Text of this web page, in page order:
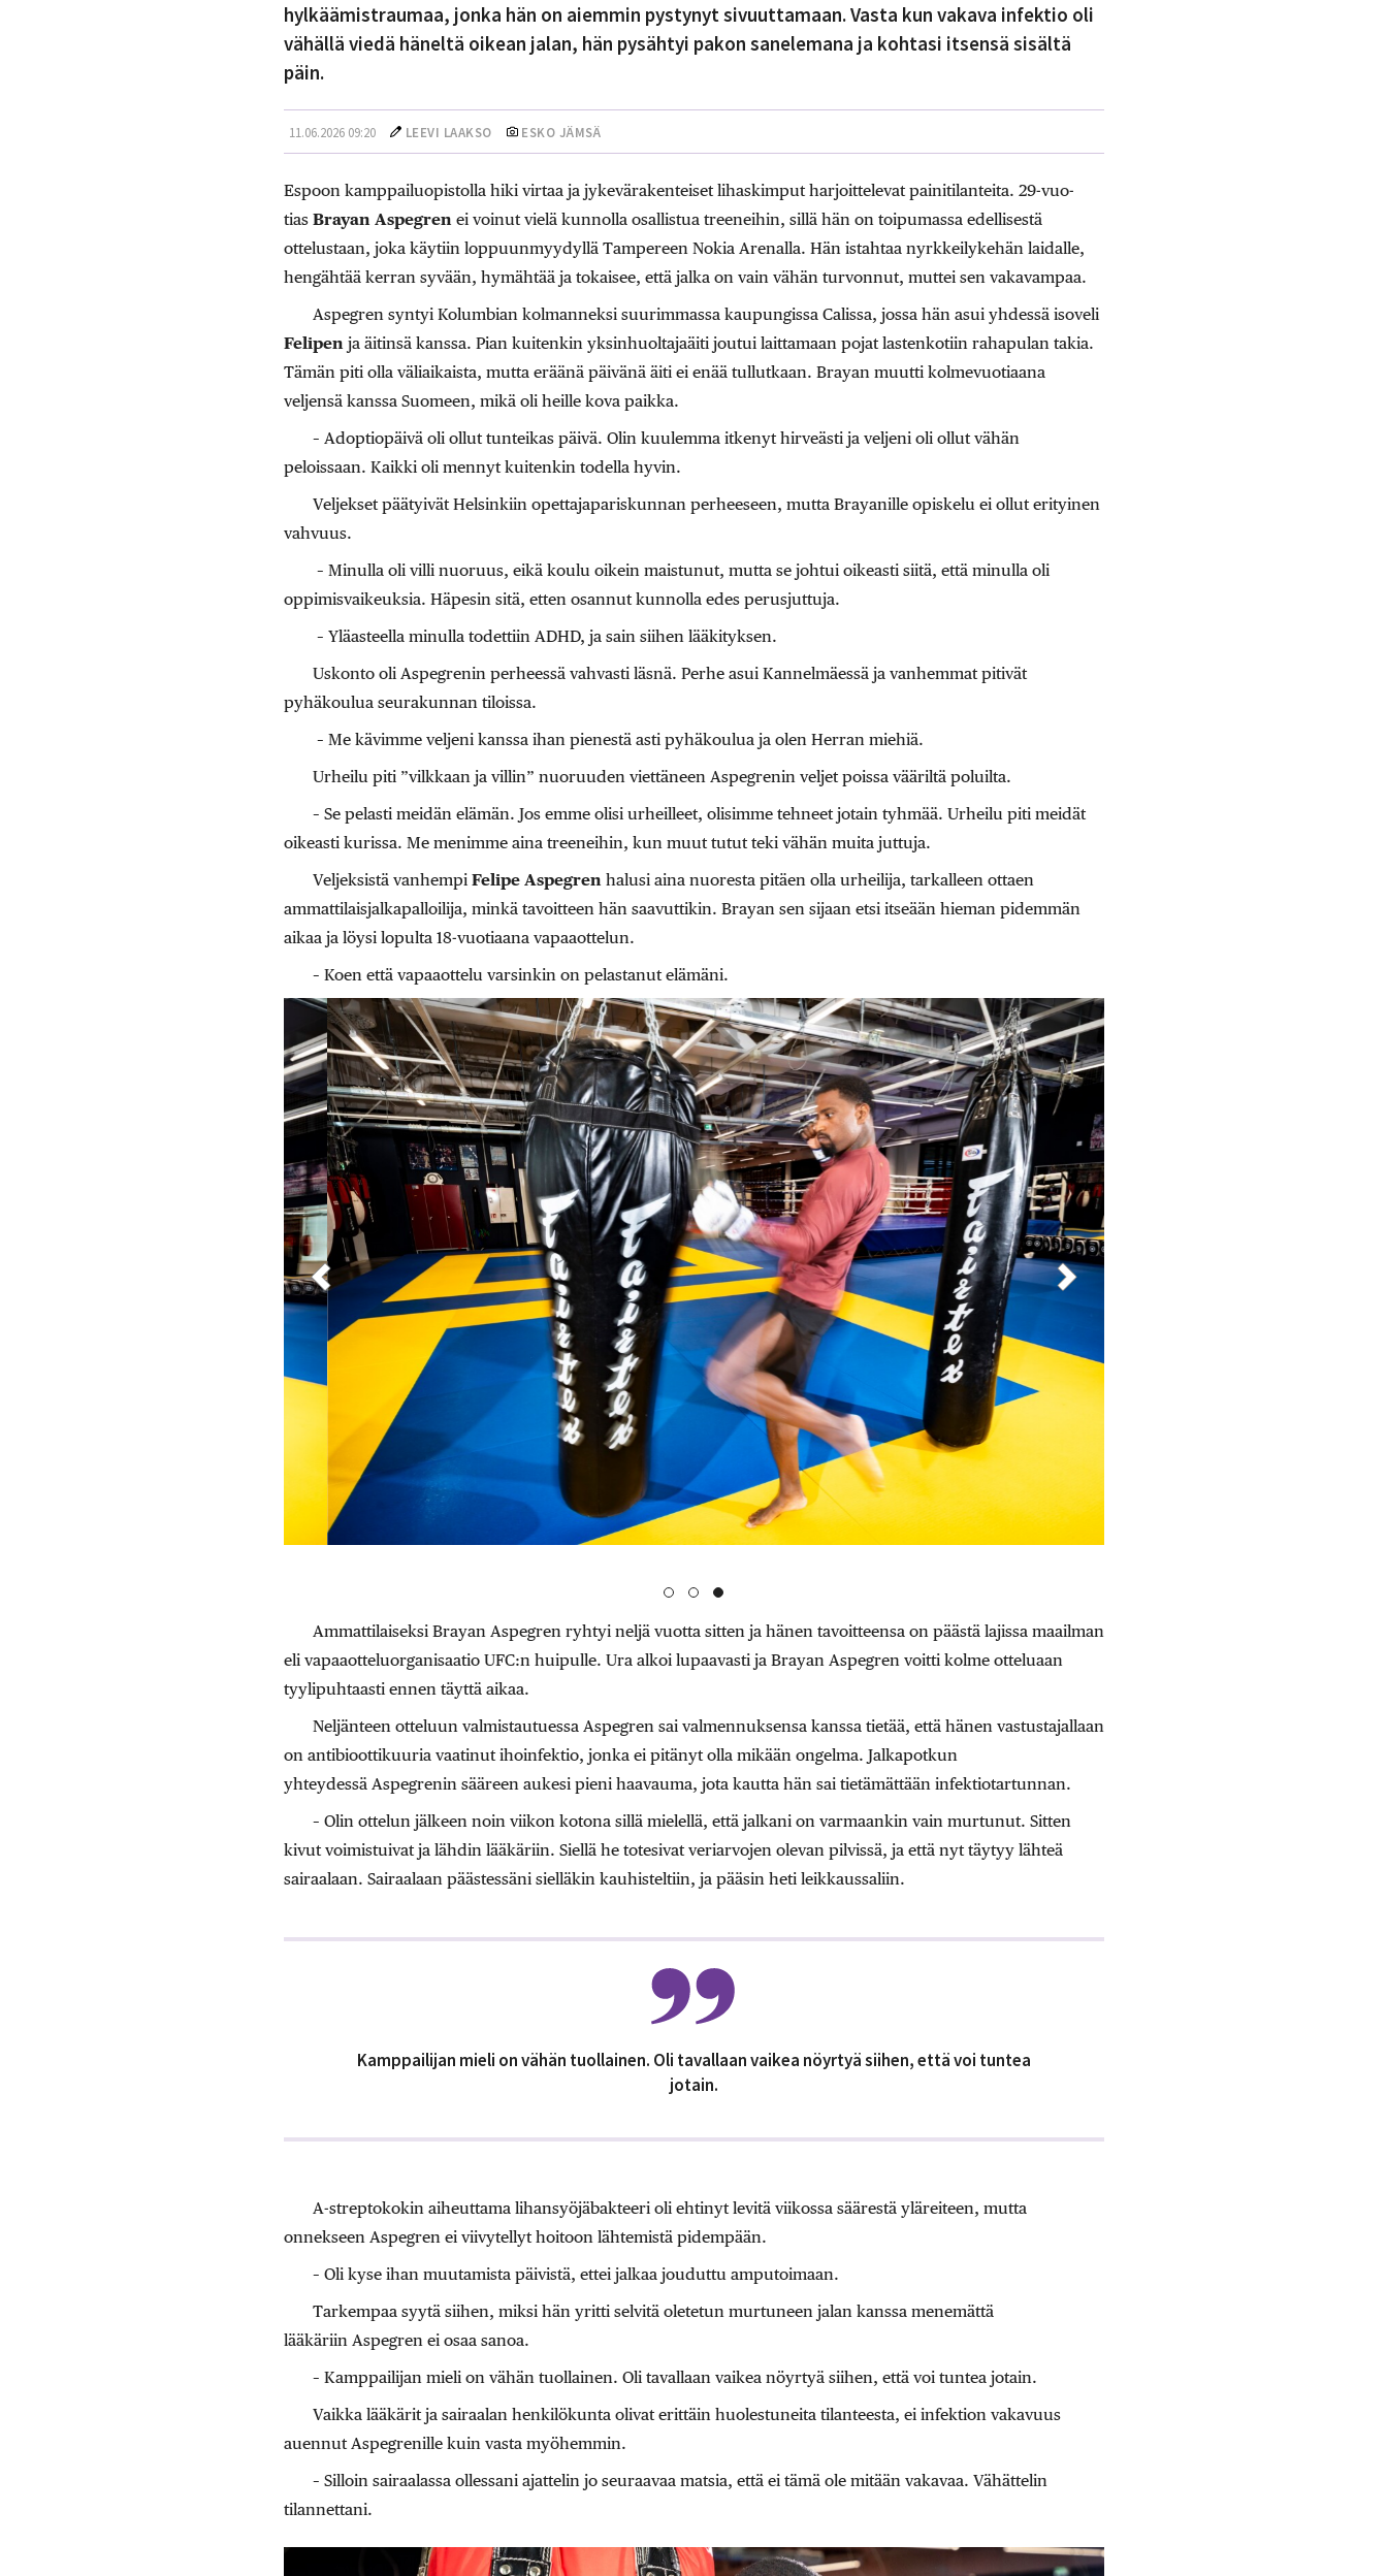
hylkäämistraumaa, jonka hän on aiemmin pystynyt sivuuttamaan. Vasta kun vakava infektio oli
vähällä viedä häneltä oikean jalan, hän pysähtyi pakon sanelemana ja kohtasi itsensä sisältä
päin.
11.06.2026 09:20 LEEVI LAAKSO ESKO JÄMSÄ
Espoon kamppailuopistolla hiki virtaa ja jykevärakenteiset lihaskimput harjoittelevat painitilanteita. 29-vuo­
tias Brayan Aspegrenei voinut vielä kunnolla osallistua treeneihin, sillä hän on toipumassa edellisestä
ottelustaan, joka käytiin loppuunmyydyllä Tampereen Nokia Arenalla. Hän istahtaa nyrkkeilykehän laidalle,
hengähtää kerran syvään, hymähtää ja tokaisee, että jalka on vain vähän turvonnut, muttei sen vakavampaa.
Aspegren syntyi Kolumbian kolmanneksi suurimmassa kaupungissa Calissa, jossa hän asui ­yhdessä isoveli
Felipenja äitinsä kanssa. ­Pian kuitenkin yksinhuoltajaäiti joutui laittamaan pojat lastenkotiin rahapulan takia.
Tämän piti olla väliaikaista, mutta eräänä päivänä äiti ei enää tullutkaan. Brayan muutti kolmevuotiaana
veljensä kanssa Suomeen, mikä oli heille kova paikka.
– Adoptiopäivä oli ollut tunteikas päivä. Olin kuulemma itkenyt hirveästi ja veljeni oli ollut vähän
peloissaan. Kaikki oli mennyt kuitenkin todella hyvin.
Veljekset päätyivät Helsinkiin opettajapariskunnan perheeseen, mutta Brayanille opiskelu ei ollut erityinen
vahvuus.
– Minulla oli villi nuoruus, eikä koulu oikein maistunut, mutta se johtui oikeasti siitä, että minulla oli
oppimisvaikeuksia. Häpesin sitä, etten osannut kunnolla edes perusjuttuja.
– Yläasteella minulla todettiin ADHD, ja sain siihen lääkityksen.
Uskonto oli Aspegrenin perheessä vahvasti läsnä. Perhe asui Kannelmäessä ja vanhemmat pitivät
pyhäkoulua seurakunnan tiloissa.
– Me kävimme veljeni kanssa ihan pienestä asti pyhäkoulua ja olen Herran miehiä.
Urheilu piti ”vilkkaan ja villin” nuoruuden viettäneen Aspegrenin veljet poissa vääriltä poluilta.
– Se pelasti meidän elämän. Jos emme olisi urheilleet, olisimme tehneet jotain tyhmää. Urheilu piti meidät
oikeasti kurissa. Me menimme ­aina treeneihin, kun muut tutut teki vähän muita ­juttuja.
Veljeksistä vanhempi Felipe Aspegrenhalusi aina nuoresta pitäen olla urheilija, tarkalleen ottaen
ammattilaisjalkapalloilija, minkä tavoitteen hän saavuttikin. Brayan sen sijaan etsi itseään hieman pidemmän
aikaa ja löysi lopulta 18-vuo­tiaana vapaaottelun.
– Koen että vapaaottelu varsinkin on pelastanut elämäni.
Ammattilaiseksi Brayan Aspegren ryhtyi neljä vuotta sitten ja hänen tavoitteensa on päästä lajissa maailman
eli vapaaotteluorganisaatio UFC:n huipulle. Ura alkoi lupaavasti ja Brayan Aspegren ­voitti kolme otteluaan
tyylipuhtaasti ennen täyttä ­aikaa.
Neljänteen otteluun valmistautuessa Aspegren sai valmennuksensa kanssa tietää, että hänen vastustajallaan
on antibioottikuuria vaatinut ihoinfektio, jonka ei pitänyt olla mikään ongelma. Jalkapotkun
yhteydessä Aspegrenin sääreen aukesi pieni haavauma, jota kautta hän sai tietämättään infektiotartunnan.
– Olin ottelun jälkeen noin viikon kotona sillä mielellä, että jalkani on varmaankin vain murtunut. Sitten
kivut voimistuivat ja lähdin lääkäriin. Siellä he totesivat veriarvojen olevan pilvissä, ja että nyt täytyy lähteä
sairaalaan. Sairaalaan päästessäni sielläkin kauhisteltiin, ja pääsin heti leikkaussaliin.
Kamppailijan mieli on vähän tuollainen. Oli tavallaan vaikea nöyrtyä siihen, että voi tuntea
jotain.
A-streptokokin aiheuttama lihansyöjäbakteeri oli ehtinyt levitä viikossa säärestä yläreiteen, mutta
onnekseen Aspegren ei viivytellyt hoitoon lähtemistä pidempään.
– Oli kyse ihan muutamista päivistä, ettei jalkaa jouduttu amputoimaan.
Tarkempaa syytä siihen, miksi hän yritti selvitä oletetun murtuneen jalan kanssa menemättä
lääkäriin Aspegren ei osaa sanoa.
– Kamppailijan mieli on vähän tuollainen. Oli tavallaan vaikea nöyrtyä siihen, että voi tuntea jotain.
Vaikka lääkärit ja sairaalan henkilökunta olivat erittäin huolestuneita tilanteesta, ei infektion vakavuus
auennut Aspegrenille kuin vasta myöhemmin.
– Silloin sairaalassa ollessani ajattelin jo seuraavaa matsia, että ei tämä ole mitään vakavaa. Vähättelin
tilannettani.